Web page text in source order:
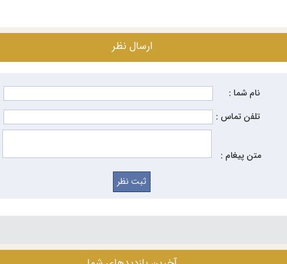
ارسال نظر
نام شما :
تلفن تماس :
متن پیغام :